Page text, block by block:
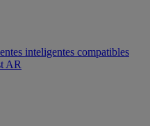
inteligentes compatibles
AR